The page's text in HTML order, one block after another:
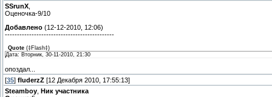
SSrunX
Оценочка-9/10
Добавлено (12-12-2010, 12:06)
---------------------------------------------
Quote (‡Flash‡)
Дата: Вторник, 30-11-2010, 21:30
опоздал...
[35] fluderzZ [12 Декабря 2010, 17:55:13]
Steamboy
Ник участника